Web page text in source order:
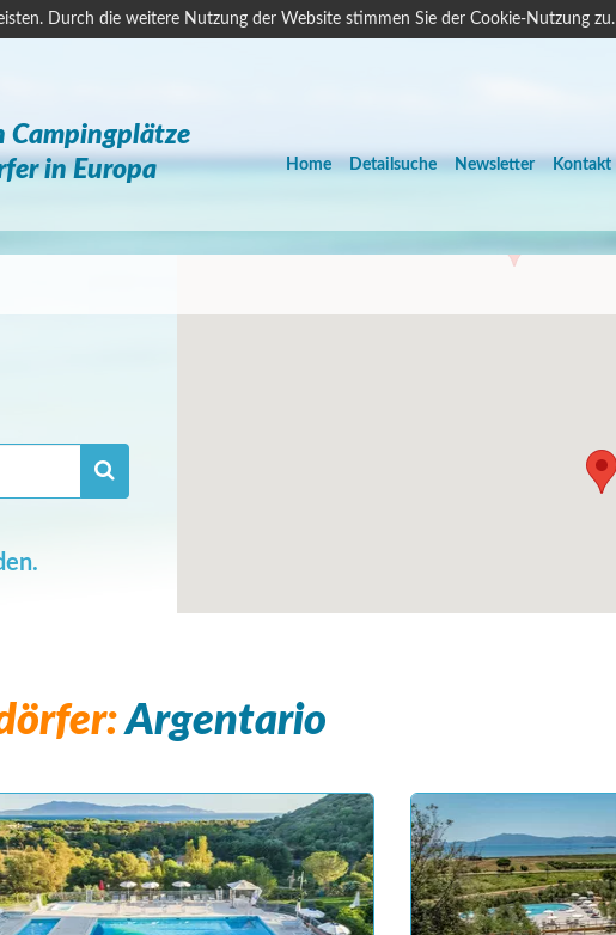
Durch die weitere Nutzung der Website stimmen Sie der Cookie-Nutzung zu.
Campingplätze
in Europa
Home Detailsuche Newsletter Kontakt
Argentario